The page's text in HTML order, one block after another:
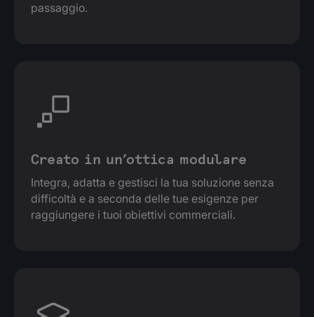
passaggio.
Creato in un’ottica modulare
Integra, adatta e gestisci la tua soluzione senza
difficoltà e a seconda delle tue esigenze per
raggiungere i tuoi obiettivi commerciali.